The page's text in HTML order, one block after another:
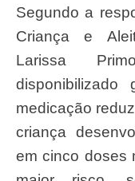
Segundo a responsável técnica em Saúde da
Criança e
Larissa
disponibilizado
medicação
criança
em cinco doses